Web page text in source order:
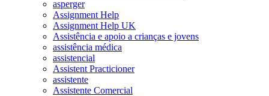
asperger
Assignment Help
Assignment Help UK
Assistência e apoio a crianças e jovens
assistência médica
assistencial
Assistent Practicioner
assistente
Assistente Comercial